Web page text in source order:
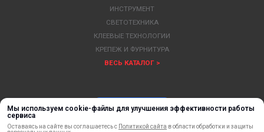
Мы используем cookie-файлы для улучшения эффективности работы
сервиса
Оставаясь на сайте вы соглашаетесь с Политикой сайта в области обработки и защиты
ИНСТРУМЕНТ
СВЕТОТЕХНИКА
КЛЕЕВЫЕ ТЕХНОЛОГИИ
КРЕПЕЖ И ФУРНИТУРА
ВЕСЬ КАТАЛОГ >